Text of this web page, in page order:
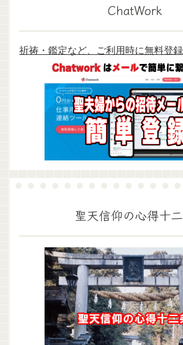
ChatWork
祈祷・鑑定など、ご利用時に無料登録
聖天信仰の心得十